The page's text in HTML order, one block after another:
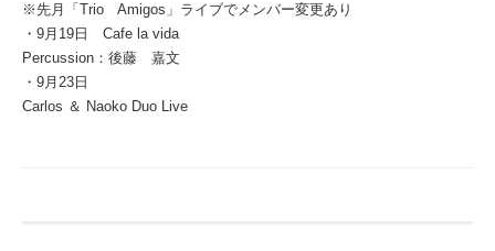
※先月「Trio Amigos」ライブでメンバー変更あり
・9月19日 Cafe la vida
Percussion：後藤 嘉文
・9月23日
Carlos ＆ Naoko Duo Live